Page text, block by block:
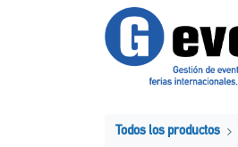
Todos los productos